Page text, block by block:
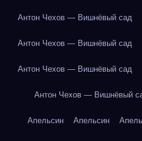
Антон Чехов — Вишнёвый сад
Антон Чехов — Вишнёвый сад
Антон Чехов — Вишнёвый сад
Антон Чехов — Вишнёвый
Апельсин Апельсин